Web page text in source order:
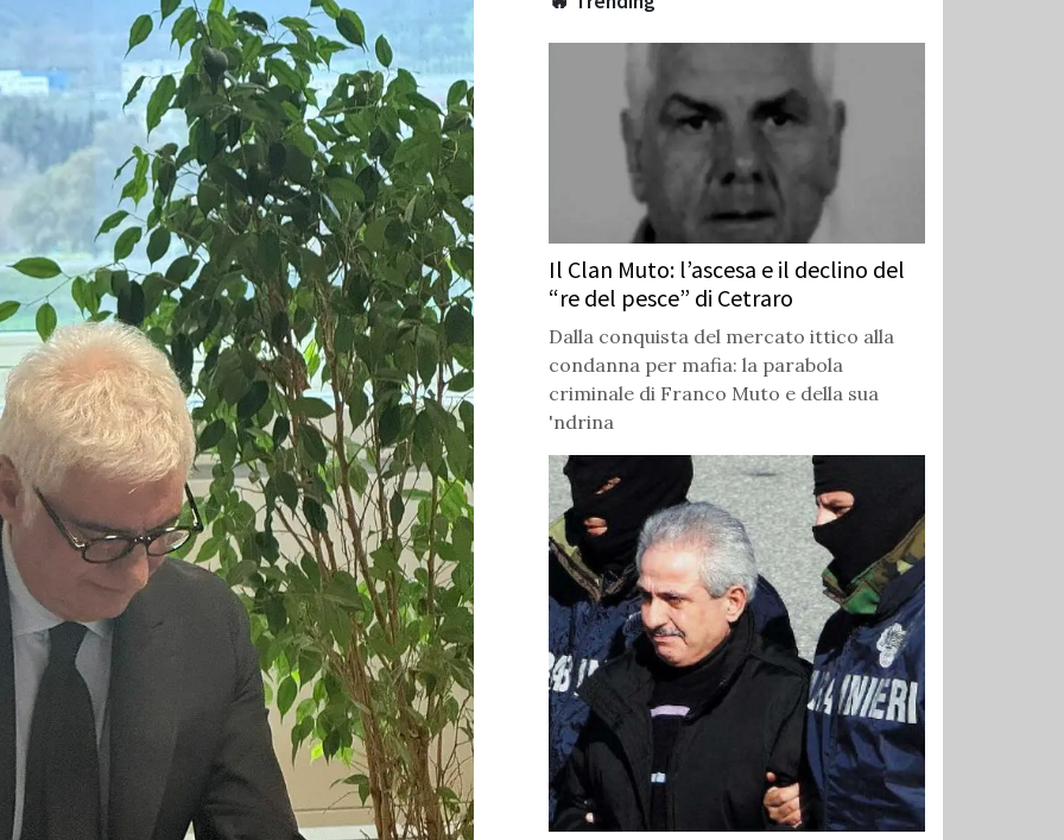
Il Clan Muto: l’ascesa e il declino del
“re del pesce” di Cetraro
Dalla conquista del mercato ittico alla
condanna per mafia: la parabola
criminale di Franco Muto e della sua
'ndrina